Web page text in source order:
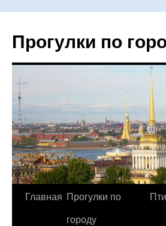
Прогулки по
Перейти
Главная Прогулки по
городу